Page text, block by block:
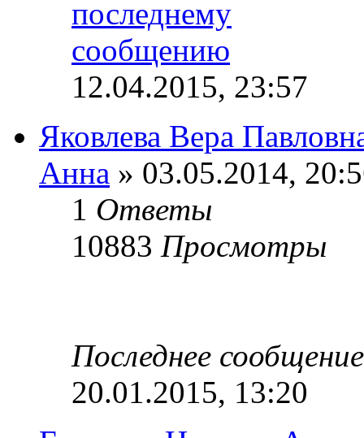
12.04.2015, 23:57
Яковлева Вера
Анна » 03.05.2014,
1 Ответы
10883 Просмотры
Последнее
20.01.2015, 13:20